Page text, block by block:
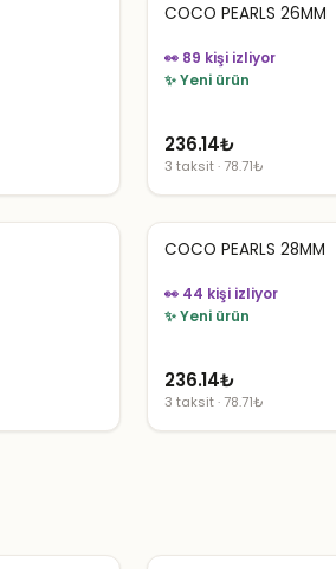
COCO PEARLS 26MM
👀 89 kişi izliyor
✨ Yeni ürün
236.14₺
3 taksit · 78.71₺
COCO PEARLS 28MM
👀 44 kişi izliyor
✨ Yeni ürün
236.14₺
3 taksit · 78.71₺